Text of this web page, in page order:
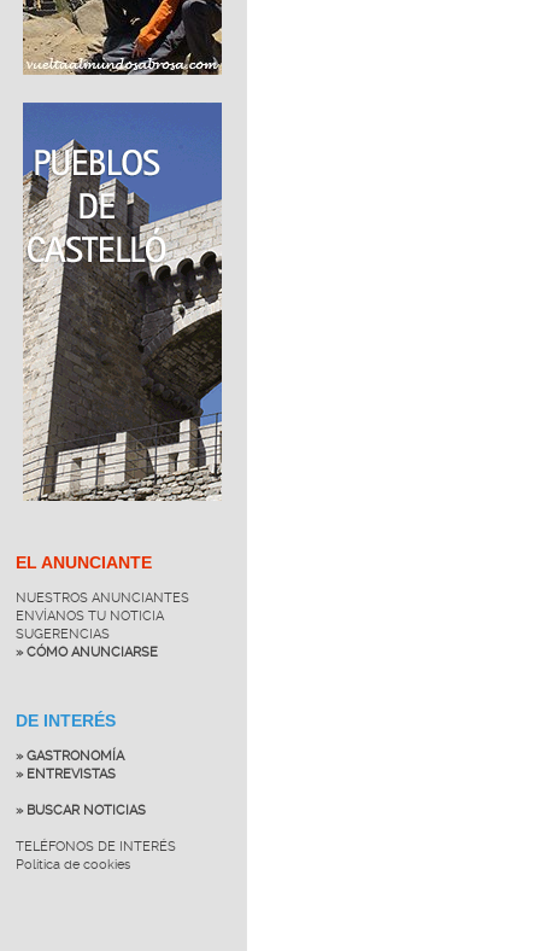
EL ANUNCIANTE
NUESTROS ANUNCIANTES
ENVÍANOS TU NOTICIA
SUGERENCIAS
» CÓMO ANUNCIARSE
DE INTERÉS
» GASTRONOMÍA
» ENTREVISTAS
» BUSCAR NOTICIAS
TELÉFONOS DE INTERÉS
Política de cookies